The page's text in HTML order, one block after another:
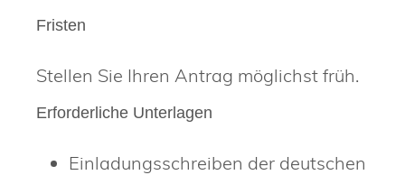
Fristen
Stellen Sie Ihren Antrag möglichst früh.
Erforderliche Unterlagen
Einladungsschreiben der deutschen